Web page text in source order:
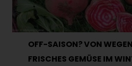
OFF-SAISON? VON
FRISCHES GEMÜSE IM